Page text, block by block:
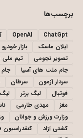
برچسب‌ها
ChatGpt
OpenAI
ایلان ماسک
بازار خودرو
تصویر نجومی
تیم ملی
جام ملت های آسیا
سردار آزمون
سرطان
فوتبال
لیگ برتر
مغز
مهدی طارمی
وزارت ورزش و جوانان
کشتی آزاد
کنفدراسیون